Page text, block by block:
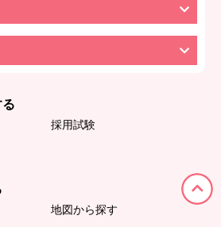
採用試験
地図から探す